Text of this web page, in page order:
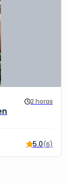
2 horas
5.0(6)